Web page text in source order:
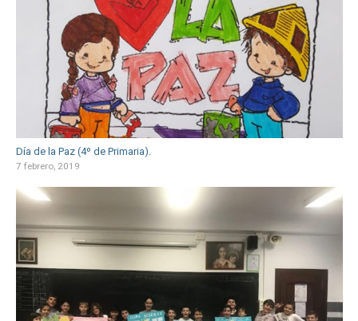
Día de la Paz (4º de Primaria).
7 febrero, 2019